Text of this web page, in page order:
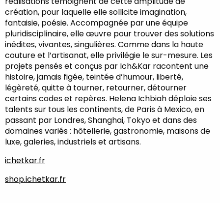
création, pour laquelle elle sollicite imagination,
fantaisie, poésie. Accompagnée par une équipe
pluridisciplinaire, elle œuvre pour trouver des solutions
inédites, vivantes, singulières. Comme dans la haute
couture et l’artisanat, elle privilégie le sur-mesure. Les
projets pensés et conçus par Ich&Kar racontent une
histoire, jamais figée, teintée d’humour, liberté,
légèreté, quitte à tourner, retourner, détourner
certains codes et repères. Helena Ichbiah déploie ses
talents sur tous les continents, de Paris à Mexico, en
passant par Londres, Shanghai, Tokyo et dans des
domaines variés : hôtellerie, gastronomie, maisons de
luxe, galeries, industriels et artisans.
ichetkar.fr
shop.ichetkar.fr